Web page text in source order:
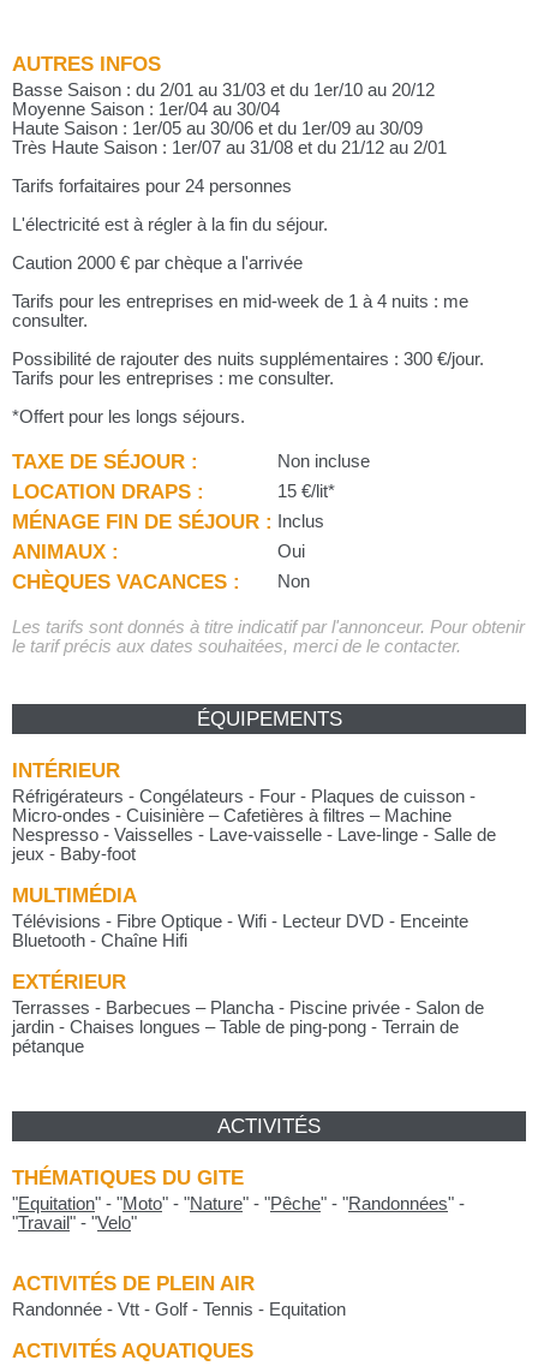
AUTRES INFOS
Basse Saison : du 2/01 au 31/03 et du 1er/10 au 20/12
Moyenne Saison : 1er/04 au 30/04
Haute Saison : 1er/05 au 30/06 et du 1er/09 au 30/09
Très Haute Saison : 1er/07 au 31/08 et du 21/12 au 2/01
Tarifs forfaitaires pour 24 personnes
L'électricité est à régler à la fin du séjour.
Caution 2000 € par chèque a l'arrivée
Tarifs pour les entreprises en mid-week de 1 à 4 nuits : me
consulter.
Possibilité de rajouter des nuits supplémentaires : 300 €/jour.
Tarifs pour les entreprises : me consulter.
*Offert pour les longs séjours.
TAXE DE SÉJOUR : Non incluse
LOCATION DRAPS : 15 €/lit*
MÉNAGE FIN DE SÉJOUR : Inclus
ANIMAUX : Oui
CHÈQUES VACANCES : Non
Les tarifs sont donnés à titre indicatif par l'annonceur. Pour obtenir
le tarif précis aux dates souhaitées, merci de le contacter.
ÉQUIPEMENTS
INTÉRIEUR
Réfrigérateurs - Congélateurs - Four - Plaques de cuisson -
Micro-ondes - Cuisinière – Cafetières à filtres – Machine
Nespresso - Vaisselles - Lave-vaisselle - Lave-linge - Salle de
jeux - Baby-foot
MULTIMÉDIA
Télévisions - Fibre Optique - Wifi - Lecteur DVD - Enceinte
Bluetooth - Chaîne Hifi
EXTÉRIEUR
Terrasses - Barbecues – Plancha - Piscine privée - Salon de
jardin - Chaises longues – Table de ping-pong - Terrain de
pétanque
ACTIVITÉS
THÉMATIQUES DU GITE
"Equitation" - "Moto" - "Nature" - "Pêche" - "Randonnées" -
"Travail" - "Velo"
ACTIVITÉS DE PLEIN AIR
Randonnée - Vtt - Golf - Tennis - Equitation
ACTIVITÉS AQUATIQUES